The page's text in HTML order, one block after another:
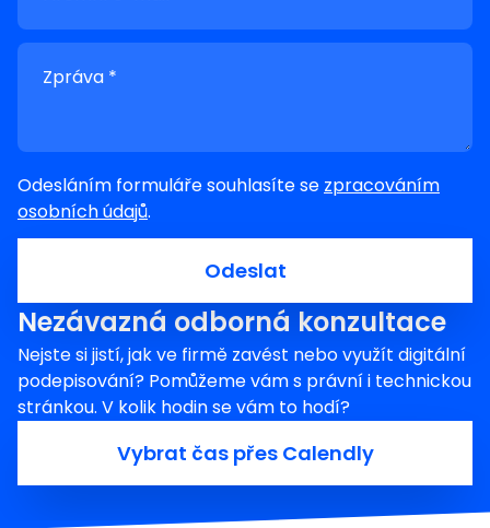
Zpráva *
Odesláním formuláře souhlasíte se zpracováním
osobních údajů.
Odeslat
Nezávazná odborná konzultace
Nejste si jistí, jak ve firmě zavést nebo využít digitální
podepisování? Pomůžeme vám s právní i technickou
stránkou. V kolik hodin se vám to hodí?
Vybrat čas přes Calendly